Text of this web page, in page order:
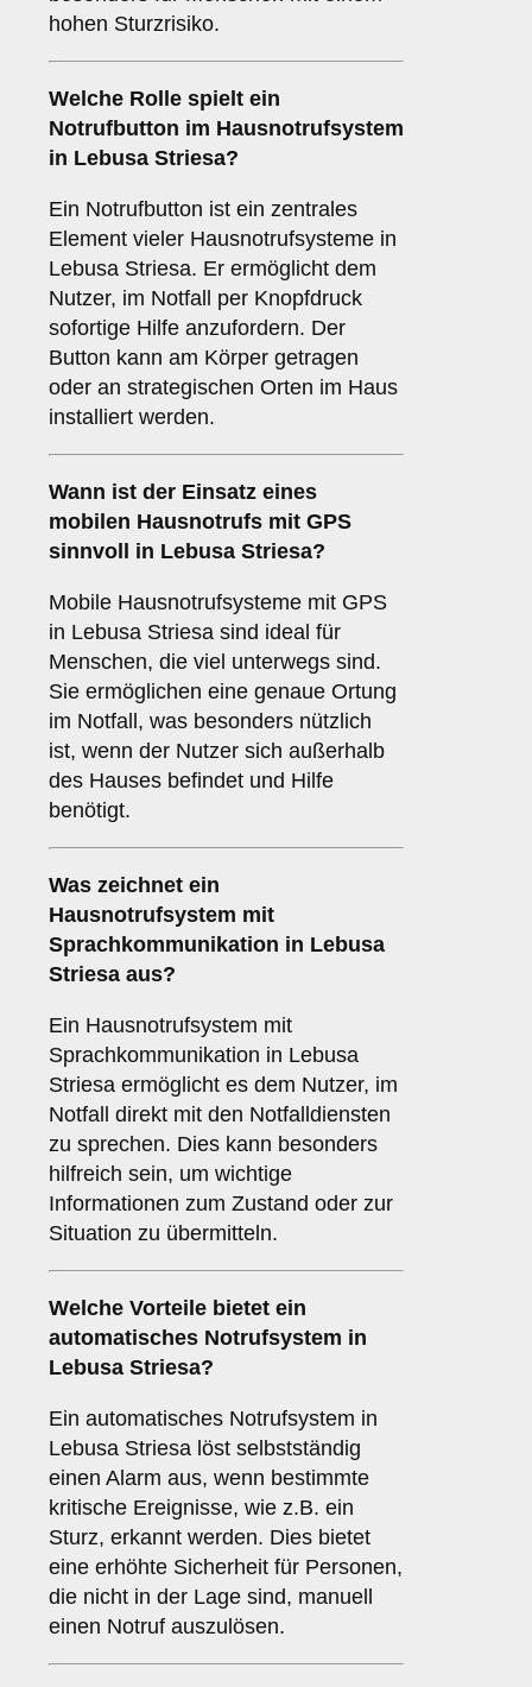
hohen Sturzrisiko.
Welche Rolle spielt ein
Notrufbutton im Hausnotrufsystem
in Lebusa Striesa?
Ein Notrufbutton ist ein zentrales
Element vieler Hausnotrufsysteme in
Lebusa Striesa. Er ermöglicht dem
Nutzer, im Notfall per Knopfdruck
sofortige Hilfe anzufordern. Der
Button kann am Körper getragen
oder an strategischen Orten im Haus
installiert werden.
Wann ist der Einsatz eines
mobilen Hausnotrufs mit GPS
sinnvoll in Lebusa Striesa?
Mobile Hausnotrufsysteme mit GPS
in Lebusa Striesa sind ideal für
Menschen, die viel unterwegs sind.
Sie ermöglichen eine genaue Ortung
im Notfall, was besonders nützlich
ist, wenn der Nutzer sich außerhalb
des Hauses befindet und Hilfe
benötigt.
Was zeichnet ein
Hausnotrufsystem mit
Sprachkommunikation in Lebusa
Striesa aus?
Ein Hausnotrufsystem mit
Sprachkommunikation in Lebusa
Striesa ermöglicht es dem Nutzer, im
Notfall direkt mit den Notfalldiensten
zu sprechen. Dies kann besonders
hilfreich sein, um wichtige
Informationen zum Zustand oder zur
Situation zu übermitteln.
Welche Vorteile bietet ein
automatisches Notrufsystem in
Lebusa Striesa?
Ein automatisches Notrufsystem in
Lebusa Striesa löst selbstständig
einen Alarm aus, wenn bestimmte
kritische Ereignisse, wie z.B. ein
Sturz, erkannt werden. Dies bietet
eine erhöhte Sicherheit für Personen,
die nicht in der Lage sind, manuell
einen Notruf auszulösen.